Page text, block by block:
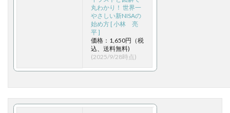
丸わかり！ 世界一
やさしい新NISAの
始め方 [ 小林 亮
平 ]
価格：1,650円（税
込、送料無料)
(2025/9/28時点)